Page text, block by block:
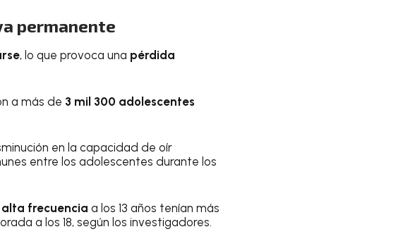
permanente
, lo que provoca una pérdida
a más de 3 mil 300 adolescentes
en la capacidad de oír
entre los adolescentes durante los
frecuencia a los 13 años tenían más
a los 18, según los investigadores.